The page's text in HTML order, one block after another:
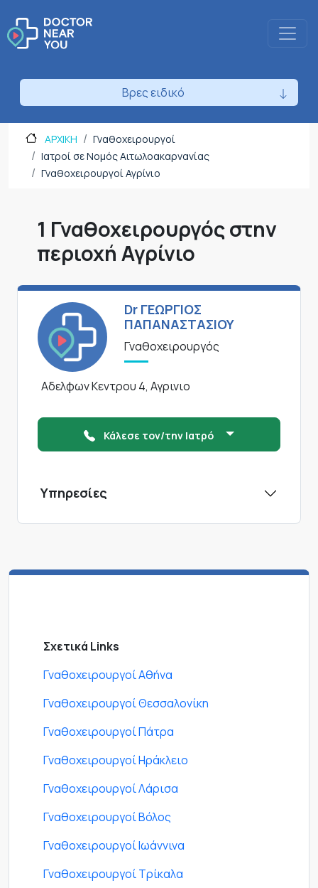
Βρες ειδικό
ΑΡΧΙΚΗ
Γναθοχειρουργοί
Ιατροί σε Νομός Αιτωλοακαρνανίας
Γναθοχειρουργοί Αγρίνιο
1 Γναθοχειρουργός στην
περιοχή Αγρίνιο
Dr ΓΕΩΡΓΙΟΣ
ΠΑΠΑΝΑΣΤΑΣΙΟΥ
Γναθοχειρουργός
Αδελφων Κεντρου 4, Αγρινιο
Κάλεσε τον/την Ιατρό
Υπηρεσίες
Σχετικά Links
Γναθοχειρουργοί Αθήνα
Γναθοχειρουργοί Θεσσαλονίκη
Γναθοχειρουργοί Πάτρα
Γναθοχειρουργοί Ηράκλειο
Γναθοχειρουργοί Λάρισα
Γναθοχειρουργοί Βόλος
Γναθοχειρουργοί Ιωάννινα
Γναθοχειρουργοί Τρίκαλα